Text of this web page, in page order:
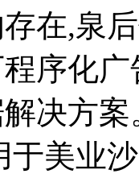
在,泉
序化
决方
于美业